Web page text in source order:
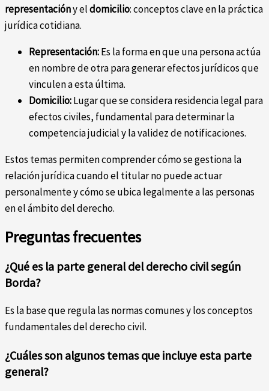
representacióny eldomicilio: conceptos clave en la práctica
jurídica cotidiana.
Representación:Es la forma en que una persona actúa
en nombre de otra para generar efectos jurídicos que
vinculen a esta última.
Domicilio:Lugar que se considera residencia legal para
efectos civiles, fundamental para determinar la
competencia judicial y la validez de notificaciones.
Estos temas permiten comprender cómo se gestiona la
relación jurídica cuando el titular no puede actuar
personalmente y cómo se ubica legalmente a las personas
en el ámbito del derecho.
Preguntas frecuentes
¿Qué es la parte general del derecho civil según
Borda?
Es la base que regula las normas comunes y los conceptos
fundamentales del derecho civil.
¿Cuáles son algunos temas que incluye esta parte
general?